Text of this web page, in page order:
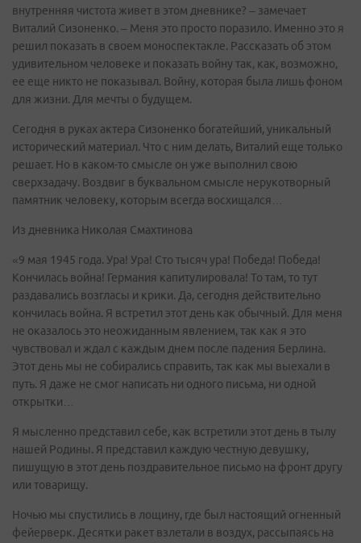
внутренняя чистота живет в этом дневнике? – замечает
Виталий Сизоненко. – Меня это просто поразило. Именно это я
решил показать в своем моноспектакле. Рассказать об этом
удивительном человеке и показать войну так, как, возможно,
ее еще никто не показывал. Войну, которая была лишь фоном
для жизни. Для мечты о будущем.
Сегодня в руках актера Сизоненко богатейший, уникальный
исторический материал. Что с ним делать, Виталий еще только
решает. Но в каком-то смысле он уже выполнил свою
сверхзадачу. Воздвиг в буквальном смысле нерукотворный
памятник человеку, которым всегда восхищался…
Из дневника Николая Смахтинова
«9 мая 1945 года. Ура! Ура! Сто тысяч ура! Победа! Победа!
Кончилась война! Германия капитулировала! То там, то тут
раздавались возгласы и крики. Да, сегодня действительно
кончилась война. Я встретил этот день как обычный. Для меня
не оказалось это неожиданным явлением, так как я это
чувствовал и ждал с каждым днем после падения Берлина.
Этот день мы не собирались справить, так как мы выехали в
путь. Я даже не смог написать ни одного письма, ни одной
открытки…
Я мысленно представил себе, как встретили этот день в тылу
нашей Родины. Я представил каждую честную девушку,
пишущую в этот день поздравительное письмо на фронт другу
или товарищу.
Ночью мы спустились в лощину, где был настоящий огненный
фейерверк. Десятки ракет взлетали в воздух, рассыпаясь на